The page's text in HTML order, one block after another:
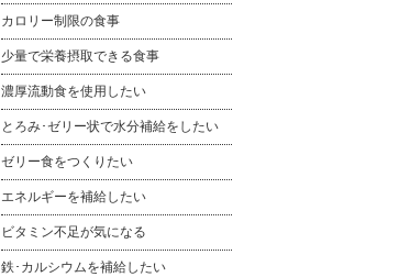
カロリー制限の食事
少量で栄養摂取できる食事
濃厚流動食を使用したい
とろみ･ゼリー状で水分補給をしたい
ゼリー食をつくりたい
エネルギーを補給したい
ビタミン不足が気になる
鉄･カルシウムを補給したい